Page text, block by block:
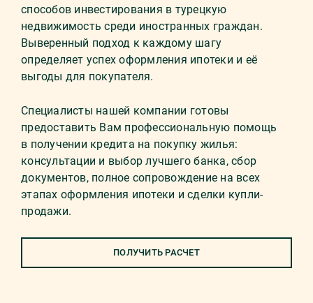
способов инвестирования в турецкую
недвижимость среди иностранных граждан.
Выверенный подход к каждому шагу
определяет успех оформления ипотеки и её
выгоды для покупателя.
Специалисты нашей компании готовы
предоставить Вам профессиональную помощь
в получении кредита на покупку жилья:
консультации и выбор лучшего банка, сбор
документов, полное сопровождение на всех
этапах оформления ипотеки и сделки купли-
продажи.
ПОЛУЧИТЬ РАСЧЕТ